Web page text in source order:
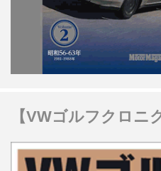
【VWゴルフクロニ